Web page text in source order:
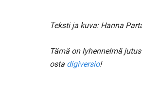
Teksti ja kuva: Hanna
Tämä on lyhennelmä
osta digiversio!